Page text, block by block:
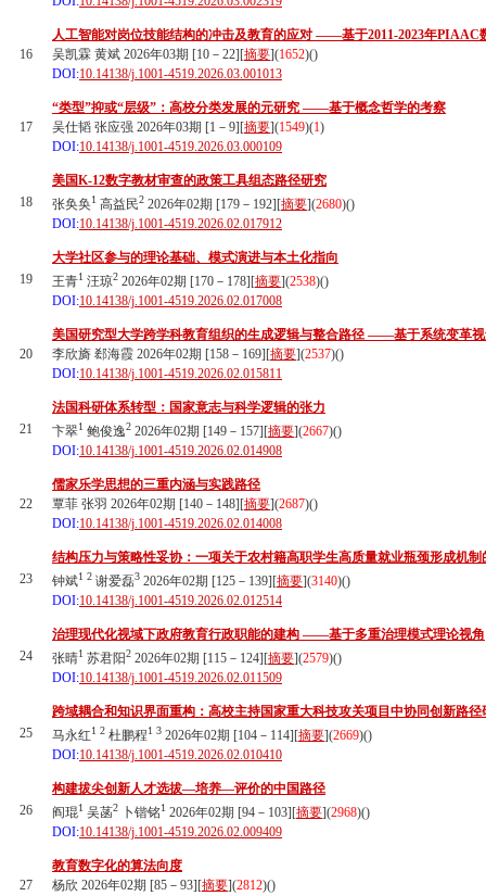
16
人工智能对岗位技能结构的冲击及教育的应对 ——基于2011-2023年PIAAC
吴凯霖 黄斌 2026年03期 [10－22][摘要](1652)()
DOI:10.14138/j.1001-4519.2026.03.001013
17
“类型”抑或“层级”：高校分类发展的元研究 ——基于概念哲学的考察
吴仕韬 张应强 2026年03期 [1－9][摘要](1549)(1)
DOI:10.14138/j.1001-4519.2026.03.000109
18
美国K-12数字教材审查的政策工具组态路径研究
张奂奂1 高益民2 2026年02期 [179－192][摘要](2680)()
DOI:10.14138/j.1001-4519.2026.02.017912
19
大学社区参与的理论基础、模式演进与本土化指向
王青1 汪琼2 2026年02期 [170－178][摘要](2538)()
DOI:10.14138/j.1001-4519.2026.02.017008
20
美国研究型大学跨学科教育组织的生成逻辑与整合路径 ——基于系统变革
李欣旖 郄海霞 2026年02期 [158－169][摘要](2537)()
DOI:10.14138/j.1001-4519.2026.02.015811
21
法国科研体系转型：国家意志与科学逻辑的张力
卞翠1 鲍俊逸2 2026年02期 [149－157][摘要](2667)()
DOI:10.14138/j.1001-4519.2026.02.014908
22
儒家乐学思想的三重内涵与实践路径
覃菲 张羽 2026年02期 [140－148][摘要](2687)()
DOI:10.14138/j.1001-4519.2026.02.014008
23
结构压力与策略性妥协：一项关于农村籍高职学生高质量就业瓶颈形成机制
钟斌1 2 谢爱磊3 2026年02期 [125－139][摘要](3140)()
DOI:10.14138/j.1001-4519.2026.02.012514
24
治理现代化视域下政府教育行政职能的建构 ——基于多重治理模式理论视角
张晴1 苏君阳2 2026年02期 [115－124][摘要](2579)()
DOI:10.14138/j.1001-4519.2026.02.011509
25
跨域耦合和知识界面重构：高校主持国家重大科技攻关项目中协同创新路径
马永红1 2 杜鹏程1 3 2026年02期 [104－114][摘要](2669)()
DOI:10.14138/j.1001-4519.2026.02.010410
26
构建拔尖创新人才选拔—培养—评价的中国路径
阎琨1 吴菡2 卜锴铭1 2026年02期 [94－103][摘要](2968)()
DOI:10.14138/j.1001-4519.2026.02.009409
27
教育数字化的算法向度
杨欣 2026年02期 [85－93][摘要](2812)()